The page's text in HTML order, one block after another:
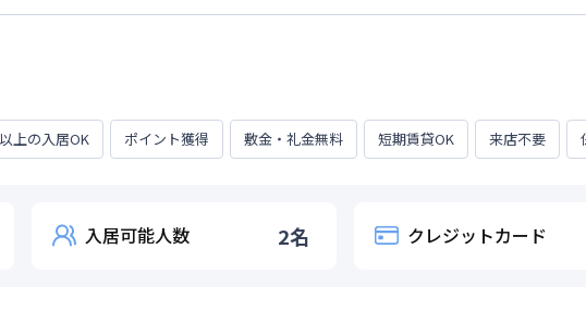
上の入居OK ポイント獲得 敷金・礼金無料 短期賃貸OK 来店不要
入居可能人数 2名 クレジットカード